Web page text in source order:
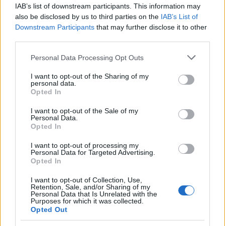
IAB’s list of downstream participants. This information may
also be disclosed by us to third parties on the IAB’s List of
Downstream Participants that may further disclose it to other
Please note that this website/app uses one or more Google
not limited to your visit or usage behaviour. You may click to
grant or deny consent to Google and its third-party tags to
use your data for below specified purposes in below Google
consent section.
Personal Data Processing Opt Outs
I want to opt-out of the Sharing of my
personal data.
Opted In
I want to opt-out of the Sale of my
Personal Data.
Opted In
I want to opt-out of processing my
Personal Data for Targeted Advertising.
Opted In
I want to opt-out of Collection, Use,
Retention, Sale, and/or Sharing of my
Personal Data that Is Unrelated with the
Purposes for which it was collected.
Opted Out
daGoogle News
Condividi l'articolo
F
a
ce
b
o
o
k
T
w
it
te
r
Pi
n
te
re
st
W
at
A
p
p
S
a
Articolo precedente
Prossimo articolo
NOTIZIE RECENTI
“Sul filo del discorso”: sold out ad Olbia per il
reading su Atzeni